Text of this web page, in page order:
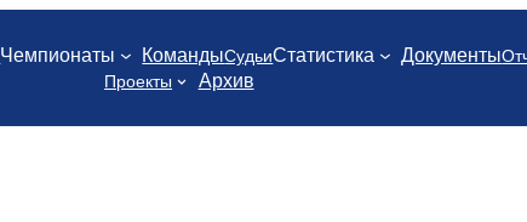
Чемпионаты КомандыСудьиСтатистика Документы
Проекты
Архив